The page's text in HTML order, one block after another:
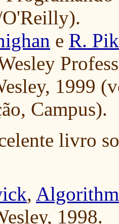
e R.
1999
Campus).
livro
,
1998.